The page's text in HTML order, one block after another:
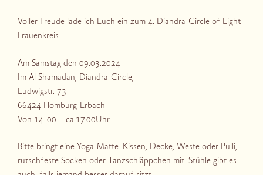
Voller Freude lade ich Euch ein zum 4. Diandra-Circle of Light
Frauenkreis.
Am Samstag den 09.03.2024
Im Al Shamadan, Diandra-Circle,
Ludwigstr. 73
66424 Homburg-Erbach
Von 14..00 – ca.17.00Uhr
Bitte bringt eine Yoga-Matte. Kissen, Decke, Weste oder Pulli,
rutschfeste Socken oder Tanzschläppchen mit. Stühle gibt es